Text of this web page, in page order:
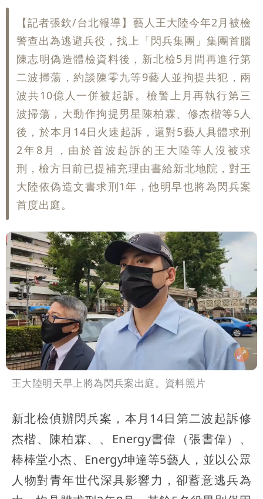
人身體卻僵硬」
白海豚最快下午海警！大雨襲7縣市 明
恐發陸警
慈濟BNT採購遭詐10.6億！網紅追問資金
流向 質疑內控失守
【記者張欽/台北報導】藝人王大陸今年2月被檢
警查出為逃避兵役，找上「閃兵集團」集團首腦
陳志明偽造體檢資料後，新北檢5月間再進行第
二波掃蕩，約談陳零九等9藝人並拘提共犯，兩
波共10億人一併被起訴。檢警上月再執行第三
波掃蕩，大動作拘提男星陳柏霖、修杰楷等5人
後，於本月14日火速起訴，還對5藝人具體求刑
2年8月，由於首波起訴的王大陸等人沒被求
刑，檢方日前已提補充理由書給新北地院，對王
大陸依偽造文書求刑1年，他明早也將為閃兵案
首度出庭。
王大陸明天早上將為閃兵案出庭。資料照片
新北檢偵辦閃兵案，本月14日第二波起訴修
杰楷、陳柏霖、、Energy書偉（張書偉）、
棒棒堂小杰、Energy坤達等5藝人，並以公眾
人物對青年世代深具影響力，卻蓄意逃兵為